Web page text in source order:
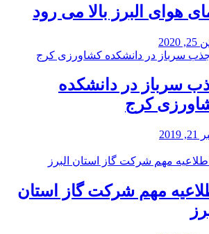
هوای البرز بالا می رود
سرباز در دانشکده
کرج
مهم شرکت گاز استان